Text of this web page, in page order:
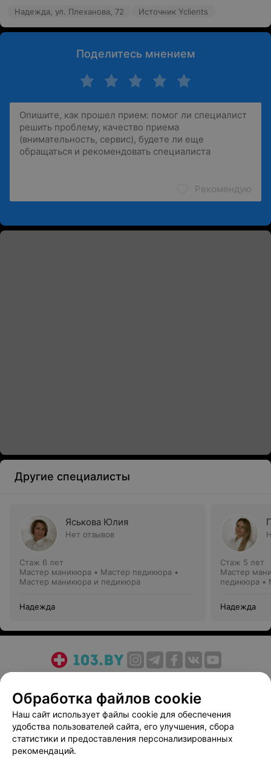
Надежда, ул. Плеханова, 72 Источник Yclients
Поделитесь мнением
Рекомендую
Другие специалисты
Яськова Юлия
Нет отзывов
Стаж 6 лет
Мастер маникюра • Мастер педикюра •
Мастер маникюра и педикюра
Надежда
Стаж 5 лет
Мастер
педикюра •
Надежда
Медицинский маркетинг
Публичный договор
Пользовательское соглашение
Способы оплаты
Вакансии
Партнеры
Написать руководителю 103.by
Обработка файлов cookie
Наш сайт использует файлы cookie для обеспечения
удобства пользователей сайта, его улучшения, сбора
статистики и предоставления персонализированных
рекомендаций.